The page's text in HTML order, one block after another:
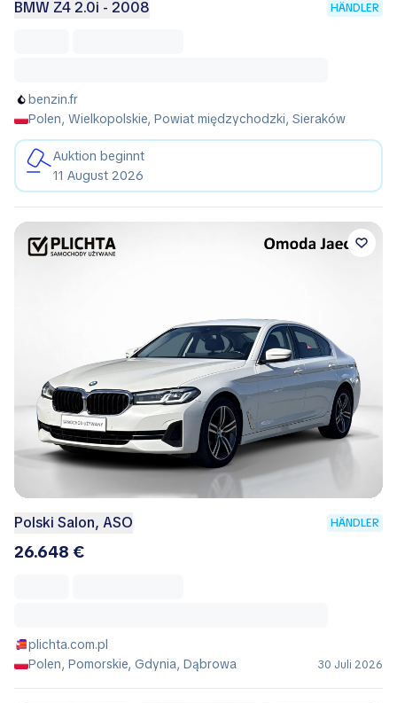
BMW Z4 2.0i - 2008 HÄNDLER
benzin.fr
Polen, Wielkopolskie, Powiat międzychodzki, Sieraków
Auktion beginnt
11 August 2026
Polski Salon, ASO HÄNDLER
26.648 €
plichta.com.pl
Polen, Pomorskie, Gdynia, Dąbrowa
30 Juli 2026